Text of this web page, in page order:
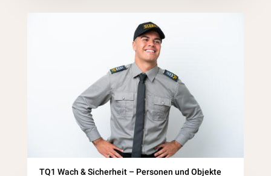
TQ1 Wach & Sicherheit – Personen und Objekte